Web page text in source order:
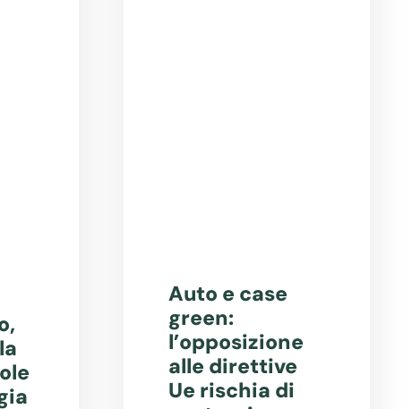
Auto e case
green:
l’opposizione
alle direttive
Ue rischia di